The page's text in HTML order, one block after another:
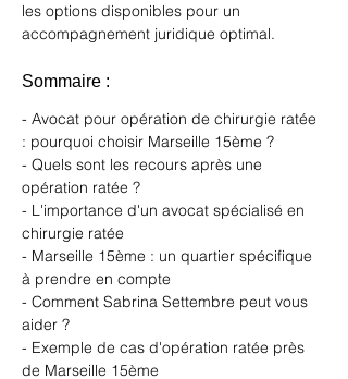
les options disponibles pour un
accompagnement juridique optimal.
Sommaire :
- Avocat pour opération de chirurgie ratée
: pourquoi choisir Marseille 15ème ?
- Quels sont les recours après une
opération ratée ?
- L'importance d'un avocat spécialisé en
chirurgie ratée
- Marseille 15ème : un quartier spécifique
à prendre en compte
- Comment Sabrina Settembre peut vous
aider ?
- Exemple de cas d'opération ratée près
de Marseille 15ème